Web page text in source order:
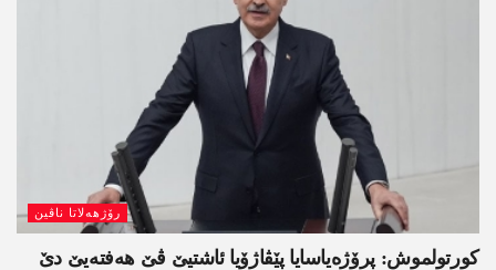
رۆژھەلاتا ناڤین
کورتولموش: پرۆژەیاسایا پێڤاژۆیا ئاشتیێ ڤێ ھەفتەیێ دێ